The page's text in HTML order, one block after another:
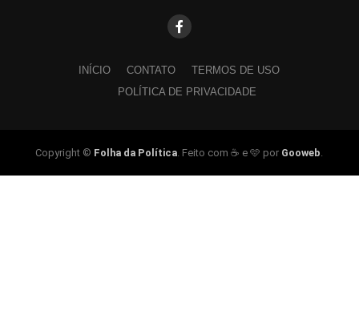
INÍCIO CONTATO
TERMOS DE USO
POLÍTICA DE PRIVACIDADE
Copyright © Folha da Política. Feito com ☕ e 🩵 por Gooweb.